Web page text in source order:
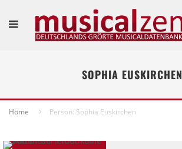
SOPHIA EUSKIRCHEN
Home Person: Sophia Euskirchen